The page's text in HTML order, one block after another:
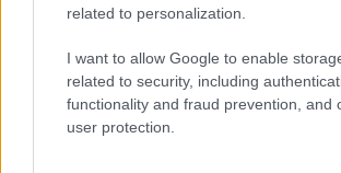
related to personalization.
I want to allow Google to enable
related to security, including
functionality and fraud prevention, and
user protection.
ÁTADJÁK A MEGÚJULT